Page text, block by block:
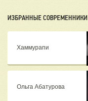
ИЗБРАННЫЕ СОВРЕМЕННИКИ
Хаммурапи
Ольга Абатурова